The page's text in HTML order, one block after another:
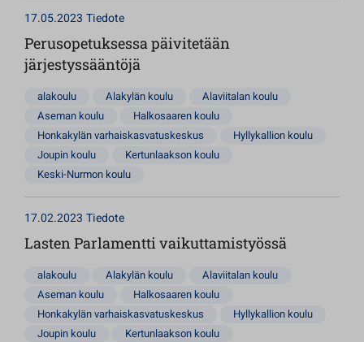
17.05.2023 Tiedote
Perusopetuksessa päivitetään
järjestyssääntöjä
alakoulu Alakylän koulu
Alaviitalan koulu
Aseman koulu
Halkosaaren koulu
Honkakylän varhaiskasvatuskeskus
Hyllykallion koulu
Joupin koulu
Kertunlaakson koulu
Keski-Nurmon koulu
17.02.2023 Tiedote
Lasten Parlamentti vaikuttamistyössä
alakoulu Alakylän koulu
Alaviitalan koulu
Aseman koulu
Halkosaaren koulu
Honkakylän varhaiskasvatuskeskus
Hyllykallion koulu
Joupin koulu
Kertunlaakson koulu